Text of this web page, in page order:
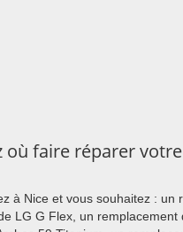
où faire réparer
à Nice et vous souhaitez : un
LG G Flex, un remplacement